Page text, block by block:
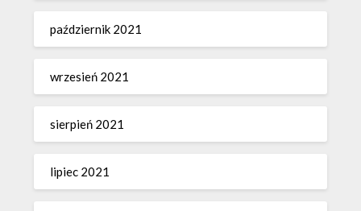
październik 2021
wrzesień 2021
sierpień 2021
lipiec 2021